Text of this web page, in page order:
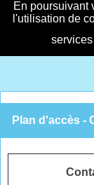
En poursuivant
l'utilisation de
Plan d'accès -